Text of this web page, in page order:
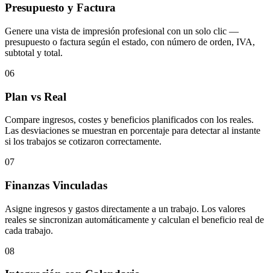
Presupuesto y Factura
Genere una vista de impresión profesional con un solo clic —
presupuesto o factura según el estado, con número de orden, IVA,
subtotal y total.
06
Plan vs Real
Compare ingresos, costes y beneficios planificados con los reales.
Las desviaciones se muestran en porcentaje para detectar al instante
si los trabajos se cotizaron correctamente.
07
Finanzas Vinculadas
Asigne ingresos y gastos directamente a un trabajo. Los valores
reales se sincronizan automáticamente y calculan el beneficio real de
cada trabajo.
08